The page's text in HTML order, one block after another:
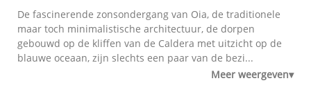
De fascinerende zonsondergang van Oia, de traditionele
maar toch minimalistische architectuur, de dorpen
gebouwd op de kliffen van de Caldera met uitzicht op de
blauwe oceaan, zijn slechts een paar van de bezi...
Meer weergeven▾